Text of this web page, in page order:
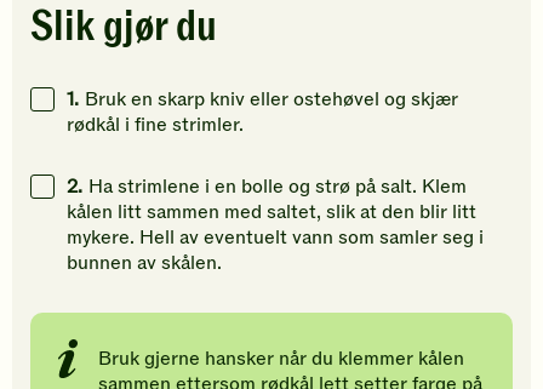
stjerner.
Klikk
å
gi
gi
Slik gjør du
1. Bruk en skarp kniv eller ostehøvel og skjær
rødkål i fine strimler.
2. Ha strimlene i en bolle og strø på salt. Klem
kålen litt sammen med saltet, slik at den blir litt
mykere. Hell av eventuelt vann som samler seg i
bunnen av skålen.
Bruk gjerne hansker når du klemmer kålen